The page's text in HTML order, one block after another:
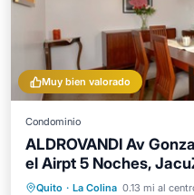
Muy bien valorado
Condominio
ALDROVANDI Av
el Airpt 5 Noches,
Gimnasio
Quito · La Colina 0.13 mi al
Bañera de